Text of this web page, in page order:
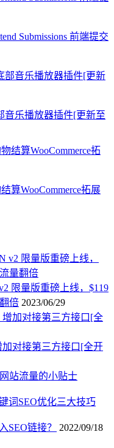
Submissions 前端提交
音乐播放器插件[更新至
算WooCommerce拓展
限量版重磅上线，$119
倍 2023/06/29
加对接第三方接口[全开
站流量的小贴士
词SEO优化三大技巧
SEO链接？
2022/09/18